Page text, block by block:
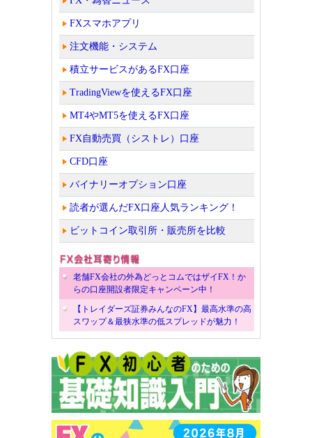
FXスマホアプリ
注文機能・システム
積立サービスがあるFX口座
TradingViewを使えるFX口座
MT4やMT5を使えるFX口座
FX自動売買（シストレ）口座
CFD口座
バイナリーオプション口座
読者が選んだFX口座人気ランキング！
ビットコイン取引所・販売所を比較
老舗FX会社の外為どっとコムではザイFX！か
らの口座開設者限定キャンペーン中！
【トレイダーズ証券みんなのFX】最高水準の高
スワップ＆最狭水準の低スプレッドが魅力！